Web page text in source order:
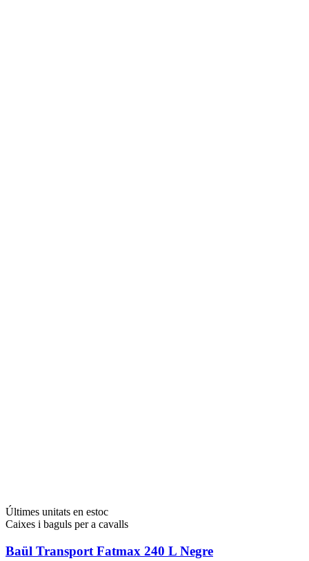
Últimes unitats en estoc
Caixes i baguls per a cavalls
Baül Transport Fatmax 240 L Negre